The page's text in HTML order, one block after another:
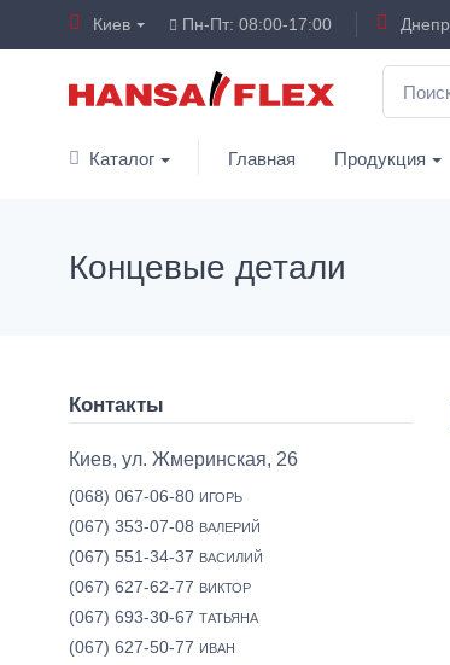
Киев Пн-Пт: 08:00-17:00 Днепр
Каталог Главная Продукция
Концевые детали
Контакты
Киев, ул. Жмеринская, 26
(068) 067-06-80 ИГОРЬ
(067) 353-07-08 ВАЛЕРИЙ
(067) 551-34-37 ВАСИЛИЙ
(067) 627-62-77 ВИКТОР
(067) 693-30-67 ТАТЬЯНА
(067) 627-50-77 ИВАН